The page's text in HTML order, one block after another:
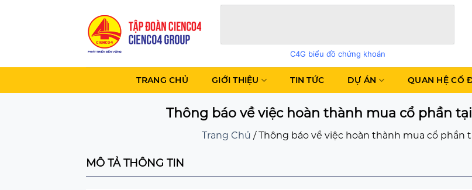
C4G biểu đồ chứng khoán
TRANG CHỦ GIỚI THIỆU TIN TỨC DỰ ÁN QUAN HỆ CỔ
Thông báo về việc hoàn thành mua cổ phần tại
Trang Chủ /Thông báo về việc hoàn thành mua cổ phần
MÔ TẢ THÔNG TIN